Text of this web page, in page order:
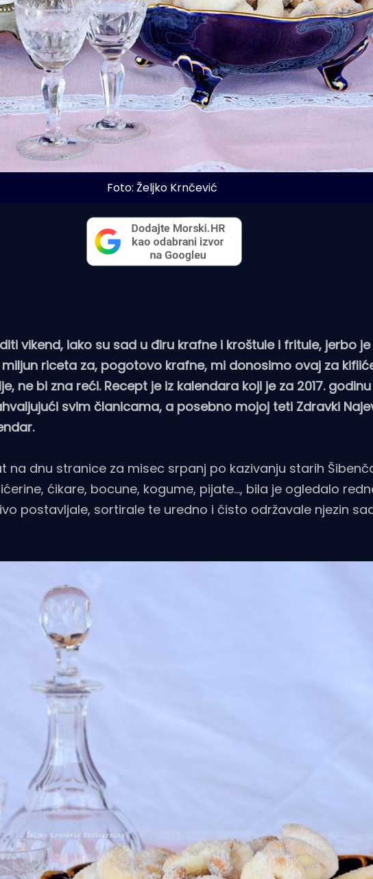
Foto: Željko Krnčević
vikend, iako su sad u điru krafne i kroštule i fritule, jerbo
riceta za, pogotovo krafne, mi donosimo ovaj za
ne bi zna reći. Recept je iz kalendara koji je za 2017.
svim članicama, a posebno mojoj teti Zdravki
dnu stranice za misec srpanj po kazivanju starih
ćikare, bocune, kogume, pijate…, bila je ogledalo
postavljale, sortirale te uredno i čisto održavale njezin